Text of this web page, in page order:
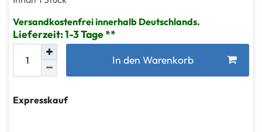
Versandkostenfrei innerhalb Deutschlands.
Lieferzeit: 1-3 Tage
In den Warenkorb
Expresskauf